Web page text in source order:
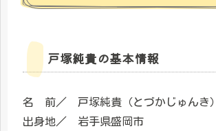
戸塚純貴の基本情報
名 前／ 戸塚純貴（とづかじゅんき）
出身地／ 岩手県盛岡市